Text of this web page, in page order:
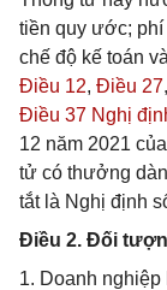
tiền quy ước; phí
chế độ kế toán
Điều 12, Điều 27,
Điều 37 Nghị
12 năm 2021
tử có thưởng
tắt là Nghị định
Điều 2. Đối
1. Doanh